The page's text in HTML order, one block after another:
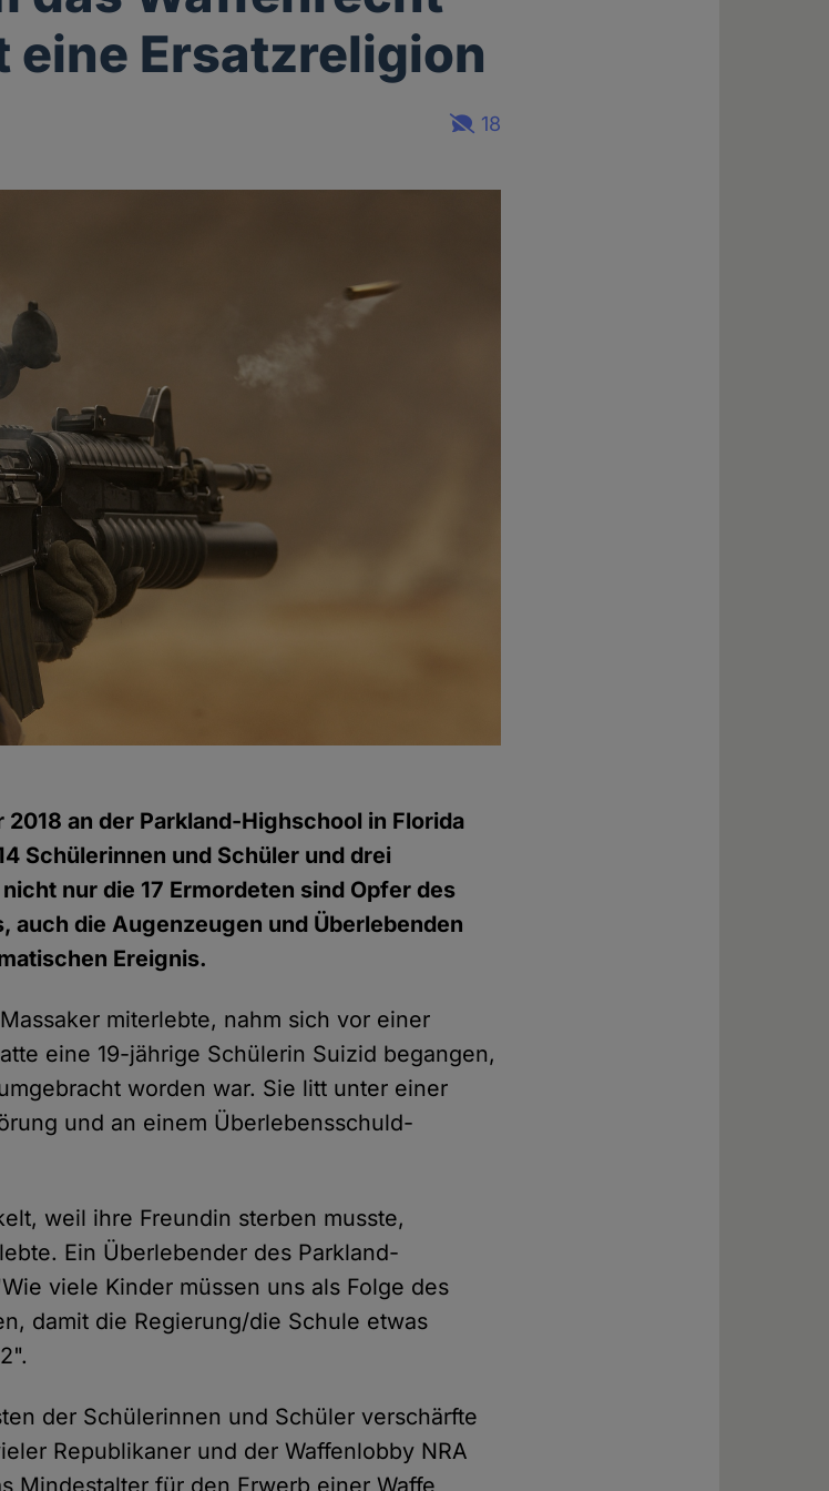
eine Ersatzreligion
18
2018 an der Parkland-Highschool in Florida
Schülerinnen und Schüler und drei
nur die 17 Ermordeten sind Opfer des
auch die Augenzeugen und Überlebenden
Ereignis.
miterlebte, nahm sich vor einer
eine 19-jährige Schülerin Suizid begangen,
worden war. Sie litt unter einer
und an einem Überlebensschuld-
weil ihre Freundin sterben musste,
Ein Überlebender des Parkland-
viele Kinder müssen uns als Folge des
damit die Regierung/die Schule etwas
der Schülerinnen und Schüler verschärfte
Republikaner und der Waffenlobby NRA